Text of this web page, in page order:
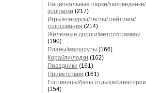
Национальные парки/заповедники/
зоопарки (217)
Игры/конкурсы/тесты/ рейтинги/
голосования (214)
Железные дороги/метро/трамваи
(190)
Планы/маршруты (166)
Корабли/лодки (162)
Праздники (161)
Приветствия (161)
Гостиницы/базы отдыха/санатории
(154)